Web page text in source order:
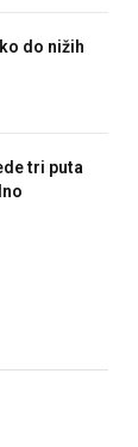
do nižih
tri puta